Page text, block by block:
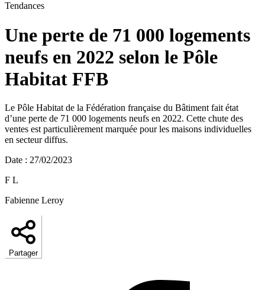
Tendances
Une perte de 71 000 logements
neufs en 2022 selon le Pôle
Habitat FFB
Le Pôle Habitat de la Fédération française du Bâtiment fait état
d’une perte de 71 000 logements neufs en 2022. Cette chute des
ventes est particulièrement marquée pour les maisons individuelles
en secteur diffus.
Date : 27/02/2023
F L
Fabienne Leroy
Partager